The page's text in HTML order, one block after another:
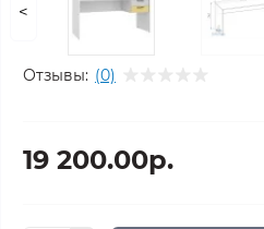
<
Отзывы: (0)
19 200.00р.